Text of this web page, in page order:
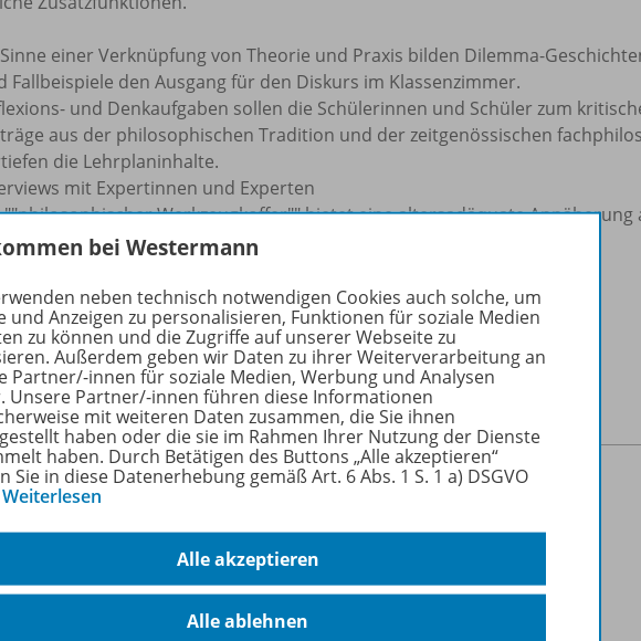
einer Verknüpfung von Theorie und Praxis bilden Dilemma-
Fallbeispiele den Ausgang für den Diskurs im Klassenzimmer.
und Denkaufgaben sollen die Schülerinnen und Schüler zum
aus der philosophischen Tradition und der zeitgenössischen
die Lehrplaninhalte.
mit Expertinnen und Experten
""philosophischer Werkzeugkoffer"" bietet eine altersadäquate
von Philosophinnen und Philosophen.
Sie mehr über die Reihe
Produkte
Warum? Wege zur Ethik 5
Arbeitsblätter
Lieferbar
bei Westermann
neben technisch notwendigen Cookies auch solche, um
und Anzeigen zu personalisieren, Funktionen für soziale Medien
zu können und die Zugriffe auf unserer Webseite zu
Außerdem geben wir Daten zu ihrer Weiterverarbeitung an
Partner/-innen für soziale Medien, Werbung und Analysen
Unsere Partner/-innen führen diese Informationen
mit weiteren Daten zusammen, die Sie ihnen
haben oder die sie im Rahmen Ihrer Nutzung der Dienste
haben. Durch Betätigen des Buttons „Alle akzeptieren“
Sie in diese Datenerhebung gemäß Art. 6 Abs. 1 S. 1 a) DSGVO
Weiterlesen
Alle akzeptieren
Alle ablehnen